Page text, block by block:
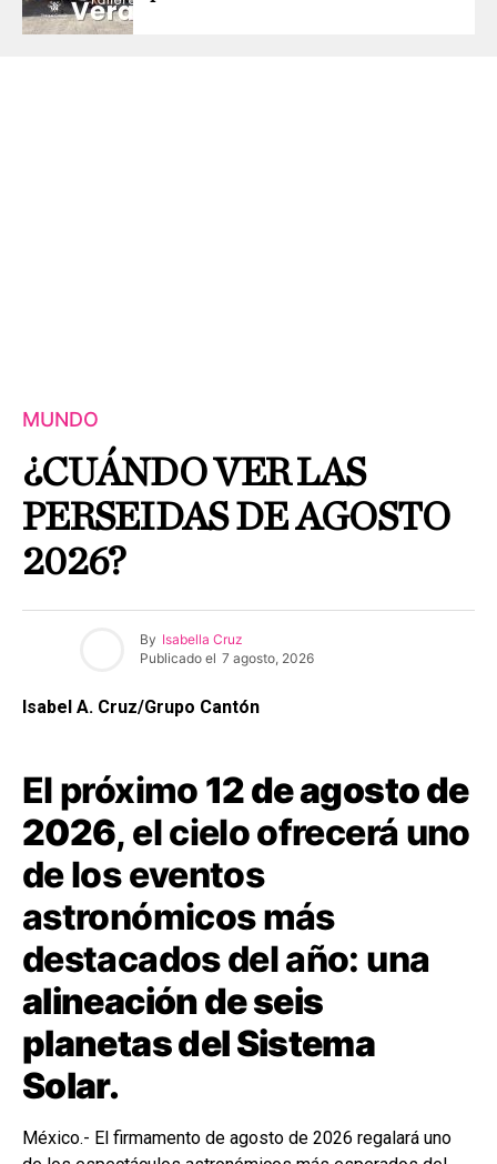
MUNDO
¿CUÁNDO VER LAS
PERSEIDAS DE AGOSTO
2026?
By Isabella Cruz
Publicado el 7 agosto, 2026
Isabel A. Cruz/Grupo Cantón
El próximo 12 de agosto de
2026, el cielo ofrecerá uno
de los eventos
astronómicos más
destacados del año: una
alineación de seis
planetas del Sistema
Solar.
México.- El firmamento de agosto de 2026 regalará uno